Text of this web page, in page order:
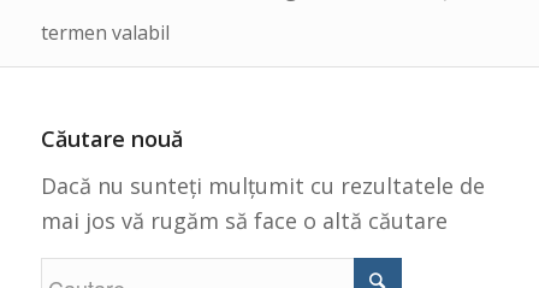
termen valabil
Căutare nouă
Dacă nu sunteți mulțumit cu rezultatele de
mai jos vă rugăm să face o altă căutare